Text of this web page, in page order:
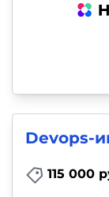
Devops-
115 000